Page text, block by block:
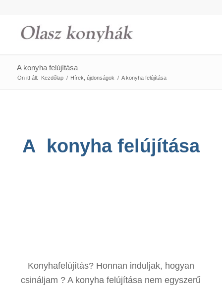
A konyha felújítása
Ön itt áll: Kezdőlap / Hírek, újdonságok / A konyha felújítása
A konyha felújítása
Konyhafelújítás? Honnan induljak, hogyan
csináljam ? A konyha felújítása nem egyszerű